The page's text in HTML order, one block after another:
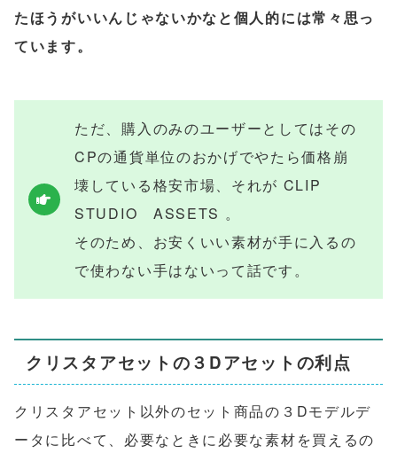
たほうがいいんじゃないかなと個人的には常々思っ
ています。
ただ、購入のみのユーザーとしてはその
CPの通貨単位のおかげでやたら価格崩
壊している格安市場、それが CLIP
STUDIO ASSETS 。
そのため、お安くいい素材が手に入るの
で使わない手はないって話です。
クリスタアセットの３Dアセットの利点
クリスタアセット以外のセット商品の３Dモデルデ
ータに比べて、必要なときに必要な素材を買えるの